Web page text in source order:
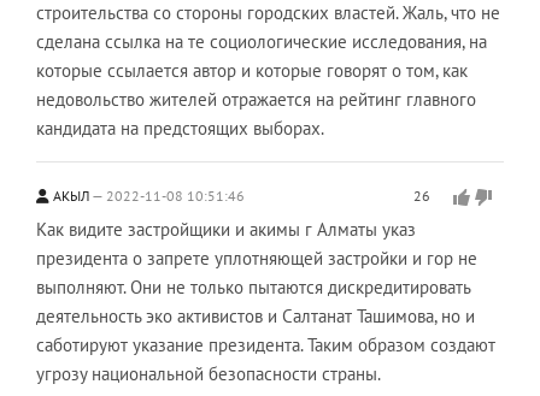
строительства со стороны городских властей. Жаль, что не
сделана ссылка на те социологические исследования, на
которые ссылается автор и которые говорят о том, как
недовольство жителей отражается на рейтинг главного
кандидата на предстоящих выборах.
АКЫЛ 2022-11-08 10:51:46 26
Как видите застройщики и акимы г Алматы указ
президента о запрете уплотняющей застройки и гор не
выполняют. Они не только пытаются дискредитировать
деятельность эко активистов и Салтанат Ташимова, но и
саботируют указание президента. Таким образом создают
угрозу национальной безопасности страны.